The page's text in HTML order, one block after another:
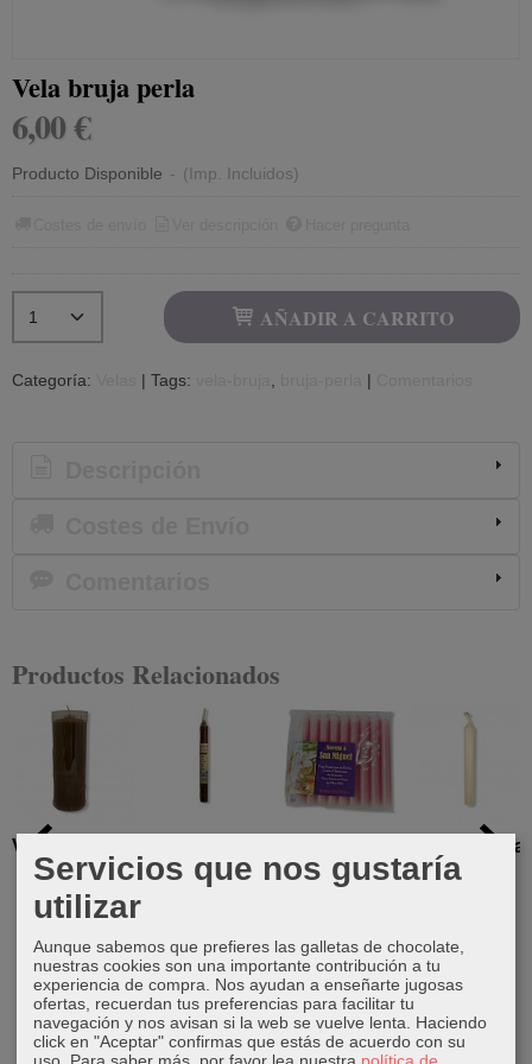
Vela bruja perla
6,00 €
Producto Disponible - (Imp. Incluidos)
AÑADIR A CARRITO
Categoría: | Tags: |
Productos Relacionados
Velón marrón
3,75 € 2,40 €
San Miguel
Vela Blanca
11 cm
Servicios que nos gustaría
utilizar
Aunque sabemos que prefieres las galletas de chocolate,
nuestras cookies son una importante contribución a tu
experiencia de compra. Nos ayudan a enseñarte jugosas
ofertas, recuerdan tus preferencias para facilitar tu
navegación y nos avisan si la web se vuelve lenta. Haciendo
click en "Aceptar" confirmas que estás de acuerdo con su